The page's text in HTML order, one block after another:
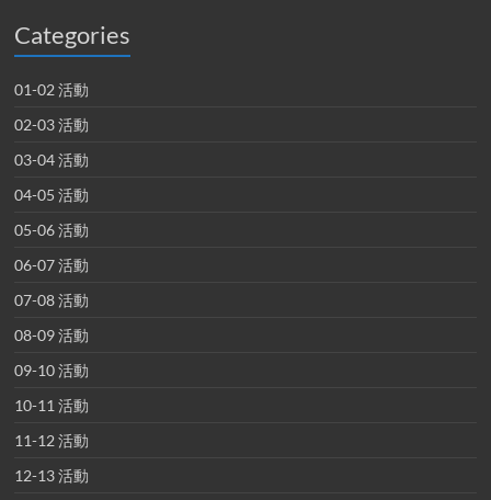
Categories
01-02 活動
02-03 活動
03-04 活動
04-05 活動
05-06 活動
06-07 活動
07-08 活動
08-09 活動
09-10 活動
10-11 活動
11-12 活動
12-13 活動